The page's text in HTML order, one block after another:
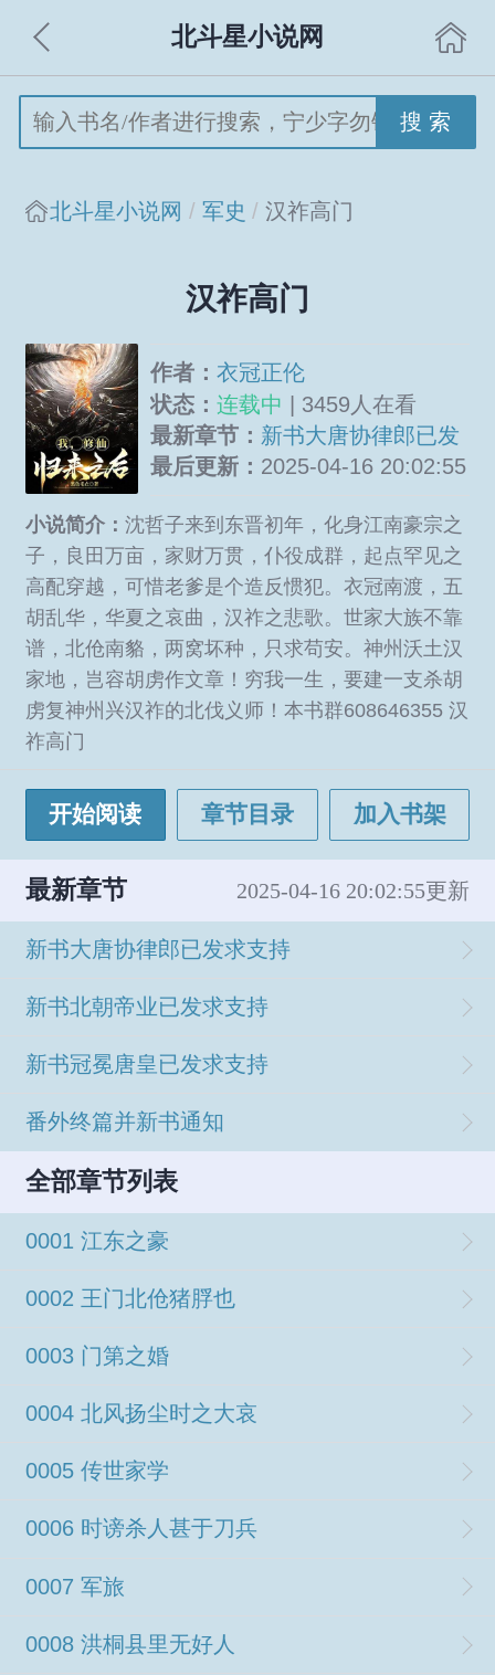
北斗星小说网
搜 索
北斗星小说网 军史 汉祚高门
汉祚高门
作者：衣冠正伦
状态：连载中 | 3459人在看
最新章节： 新书大唐协律郎已发
求支持
最后更新： 2025-04-16 20:02:55
小说简介： 沈哲子来到东晋初年，化身江南豪宗之
子，良田万亩，家财万贯，仆役成群，起点罕见之
高配穿越，可惜老爹是个造反惯犯。衣冠南渡，五
胡乱华，华夏之哀曲，汉祚之悲歌。世家大族不靠
谱，北伧南貉，两窝坏种，只求苟安。神州沃土汉
家地，岂容胡虏作文章！穷我一生，要建一支杀胡
虏复神州兴汉祚的北伐义师！本书群608646355 汉
祚高门
开始阅读 章节目录 加入书架
最新章节 2025-04-16 20:02:55更新
新书大唐协律郎已发求支持
新书北朝帝业已发求支持
新书冠冕唐皇已发求支持
番外终篇并新书通知
全部章节列表
0001 江东之豪
0002 王门北伧猪脬也
0003 门第之婚
0004 北风扬尘时之大哀
0005 传世家学
0006 时谤杀人甚于刀兵
0007 军旅
0008 洪桐县里无好人